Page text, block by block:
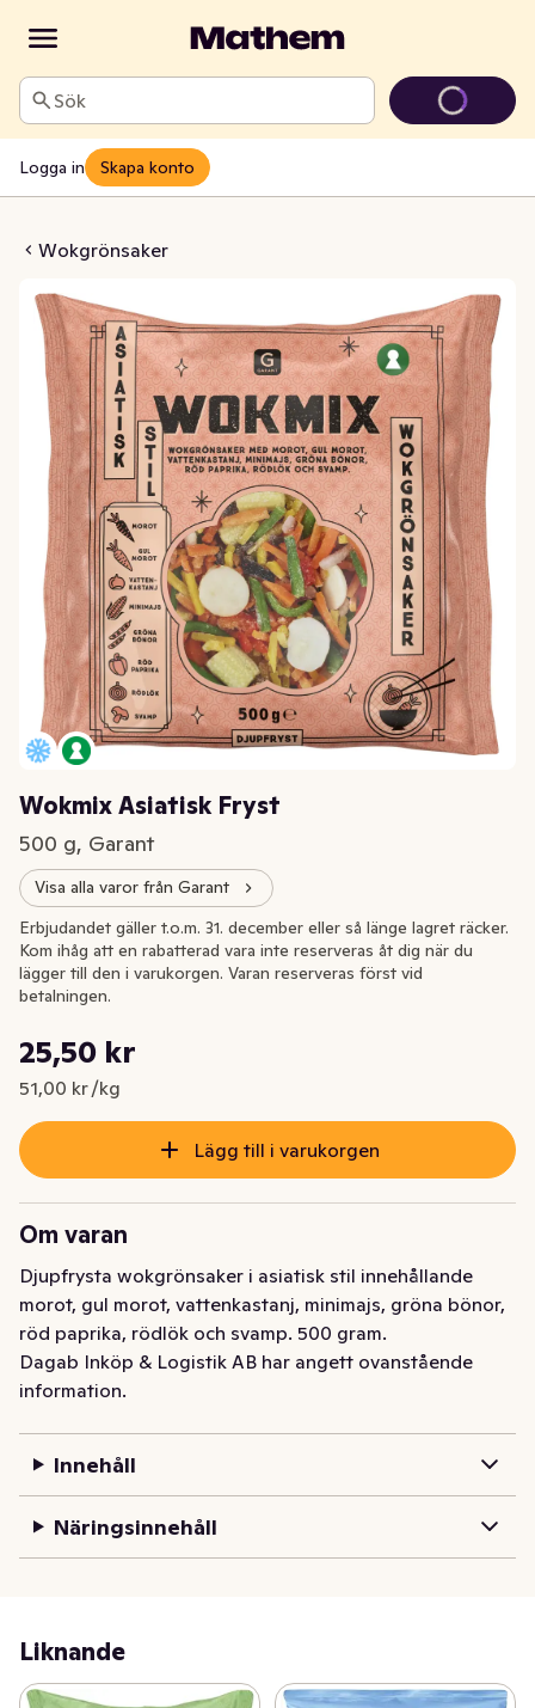
Sök
Logga in Skapa konto
Wokgrönsaker
Asiatisk Fryst
Wokmix Asiatisk Fryst
500 g, Garant
Visa alla varor från Garant
Nuvarande pris är: 25,50 kr
25,50 kr
51,00 kr /kg
Styckpris: 51,00 kr /kg
Erbjudandet gäller t.o.m. 31. december eller så länge lagret räcker.
Kom ihåg att en rabatterad vara inte reserveras åt dig när du
lägger till den i varukorgen. Varan reserveras först vid
betalningen.
Lägg till i varukorgen
Om varan
Djupfrysta wokgrönsaker i asiatisk stil innehållande
morot, gul morot, vattenkastanj, minimajs, gröna bönor,
röd paprika, rödlök och svamp. 500 gram.
Dagab Inköp & Logistik AB har angett ovanstående
information.
Innehåll
Näringsinnehåll
Liknande